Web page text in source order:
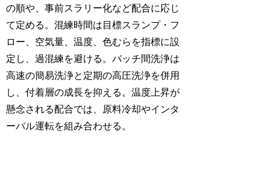
の順や、事前スラリー化など配合に応じ
て定める。混練時間は目標スランプ・フ
ロー、空気量、温度、色むらを指標に設
定し、過混練を避ける。バッチ間洗浄は
高速の簡易洗浄と定期の高圧洗浄を併用
し、付着層の成長を抑える。温度上昇が
懸念される配合では、原料冷却やインタ
ーバル運転を組み合わせる。